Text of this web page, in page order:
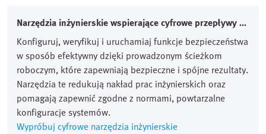
Narzędzia inżynierskie wspierające cyfrowe przepływy pracy i efektywną konfigurację systemów
Konfiguruj, weryfikuj i uruchamiaj funkcje bezpieczeństwa
w sposób efektywny dzięki prowadzonym ścieżkom
roboczym, które zapewniają bezpieczne i spójne rezultaty.
Narzędzia te redukują nakład prac inżynierskich oraz
pomagają zapewnić zgodne z normami, powtarzalne
konfiguracje systemów.
Wypróbuj cyfrowe narzędzia inżynierskie